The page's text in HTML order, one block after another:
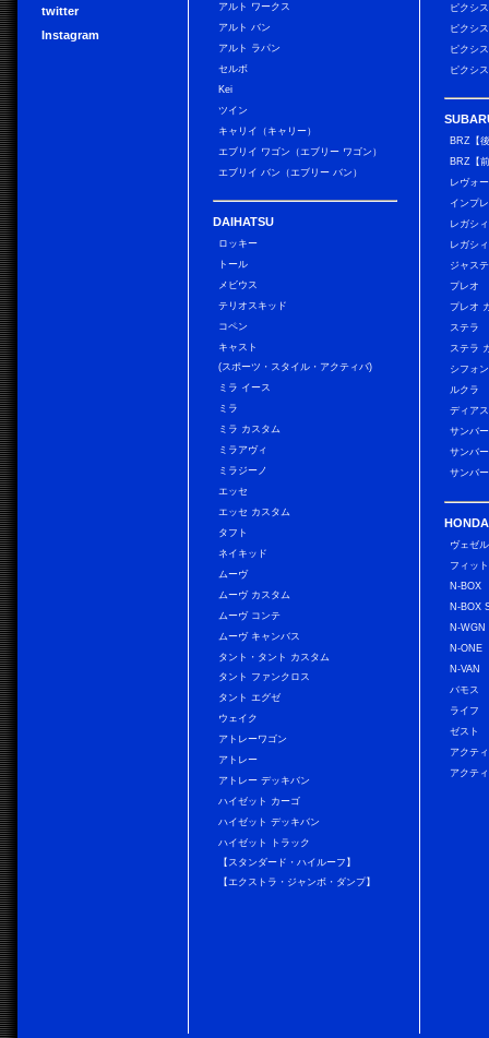
twitter
Instagram
アルト ワークス
アルト バン
アルト ラパン
セルボ
Kei
ツイン
キャリイ（キャリー）
エブリイ ワゴン（エブリー ワゴン）
エブリイ バン（エブリー バン）
DAIHATSU
ロッキー
トール
メビウス
テリオスキッド
コペン
キャスト
(スポーツ・スタイル・アクティバ)
ミラ イース
ミラ
ミラ カスタム
ミラアヴィ
ミラジーノ
エッセ
エッセ カスタム
タフト
ネイキッド
ムーヴ
ムーヴ カスタム
ムーヴ コンテ
ムーヴ キャンバス
タント・タント カスタム
タント ファンクロス
タント エグゼ
ウェイク
アトレーワゴン
アトレー
アトレー デッキバン
ハイゼット カーゴ
ハイゼット デッキバン
ハイゼット トラック
【スタンダード・ハイルーフ】
【エクストラ・ジャンボ・ダンプ】
ピクシ
ピクシ
ピクシ
ピクシ
BRZ【
BRZ【
レヴォ
インプ
レガシ
レガシ
ジャス
プレオ
プレオ
ステラ
ステラ
シフォ
ルクラ
ディア
サンバ
サンバ
サンバ
HONDA
ヴェゼル
フィット
N-BOX
N-BOX
N-WGN
N-ONE
N-VAN
バモス
ライフ
ゼスト
アクテ
アクテ